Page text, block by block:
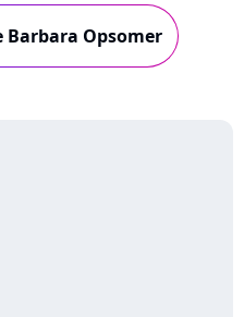
Opsomer